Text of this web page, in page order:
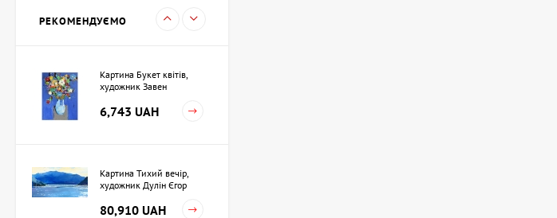
РЕКОМЕНДУЄМО
Картина Букет квітів,
художник Завен
6,743 UAH
Картина Тихий вечір,
художник Дулін Єгор
80,910 UAH